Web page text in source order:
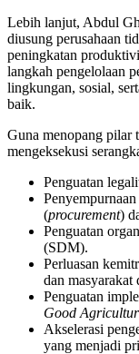
Lebih lanjut, Abdul
diusung perusahaan
peningkatan
langkah pengelolaan
lingkungan, sosial,
baik.
Guna menopang pilar
mengeksekusi
Penguatan
(procurement)
Penguatan
(SDM).
Perluasan
dan
Penguatan
Good
Akselerasi
yang menjadi